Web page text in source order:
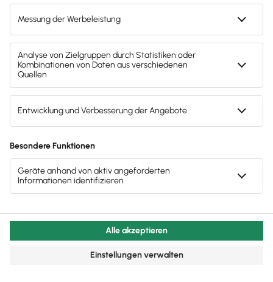
DSGVO-konform
Deine Daten werden nach strengsten
Datenschutzregeln verarbeitet und gespeichert. So
behältst du die volle Kontrolle über
personenbezogene Daten – transparent, sicher und
rechtskonform.
deutschen Standards – sicher, transparent und